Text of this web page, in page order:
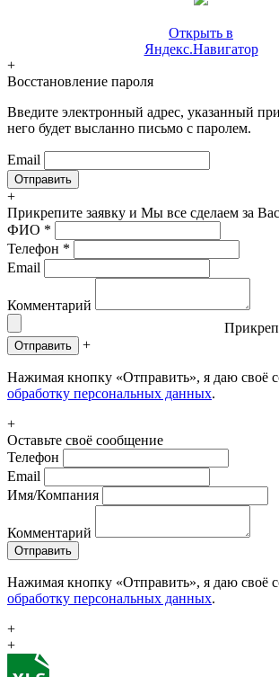
Открыть в
Яндекс.Навигатор
+
Восстановление пароля
Введите электронный адрес, указанный
него будет высланно письмо с паролем.
Email
+
Прикрепите заявку и Мы все сделаем за
ФИО *
Телефон *
Email
Комментарий
Отправить +
Нажимая кнопку «Отправить», я даю своё
обработку персональных данных.
+
Оставьте своё сообщение
Телефон
Email
Имя/Компания
Комментарий
Отправить
Нажимая кнопку «Отправить», я даю своё
обработку персональных данных.
+
+